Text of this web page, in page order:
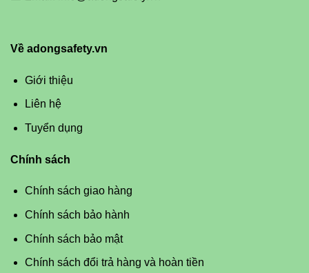
Về adongsafety.vn
Giới thiệu
Liên hệ
Tuyển dụng
Chính sách
Chính sách giao hàng
Chính sách bảo hành
Chính sách bảo mật
Chính sách đổi trả hàng và hoàn tiền